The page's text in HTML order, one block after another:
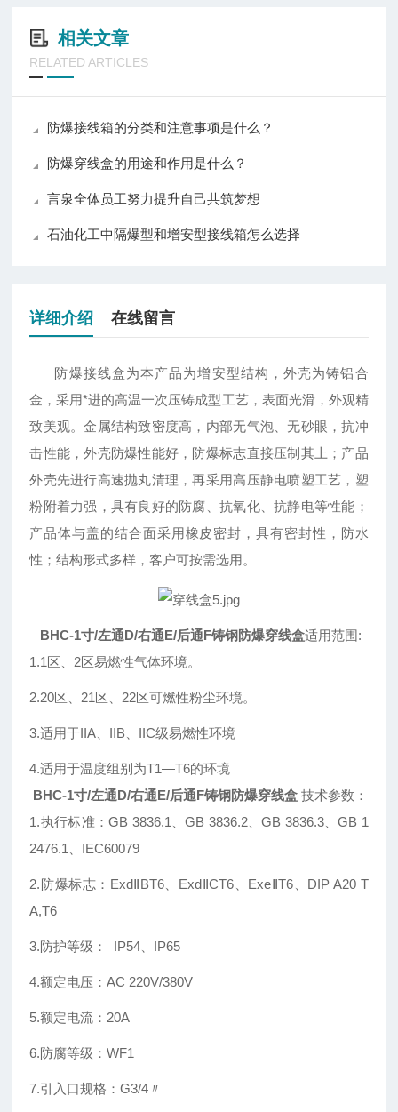
相关文章
RELATED ARTICLES
防爆接线箱的分类和注意事项是什么？
防爆穿线盒的用途和作用是什么？
言泉全体员工努力提升自己共筑梦想
石油化工中隔爆型和增安型接线箱怎么选择
详细介绍 在线留言
防爆接线盒为本产品为增安型结构，外壳为铸铝合
金，采用*进的高温一次压铸成型工艺，表面光滑，外观精
致美观。金属结构致密度高，内部无气泡、无砂眼，抗冲
击性能，外壳防爆性能好，防爆标志直接压制其上；产品
外壳先进行高速抛丸清理，再采用高压静电喷塑工艺，塑
粉附着力强，具有良好的防腐、抗氧化、抗静电等性能；
产品体与盖的结合面采用橡皮密封，具有密封性，防水
性；结构形式多样，客户可按需选用。
BHC-1寸/左通D/右通E/后通F铸钢防爆穿线盒适用范围 :
1.1区、2区易燃性气体环境。
2.20区、21区、22区可燃性粉尘环境。
3.适用于IIA、IIB、IIC级易燃性环境
4.适用于温度组别为T1—T6的环境
BHC-1寸/左通D/右通E/后通F铸钢防爆穿线盒 技术参数：
1.执行标准：GB 3836.1、GB 3836.2、GB 3836.3、GB 1
2476.1、IEC60079
2.防爆标志：ExdⅡBT6、ExdⅡCT6、ExeⅡT6、DIP A20 T
A,T6
3.防护等级： IP54、IP65
4.额定电压：AC 220V/380V
5.额定电流：20A
6.防腐等级：WF1
7.引入口规格：G3/4〃